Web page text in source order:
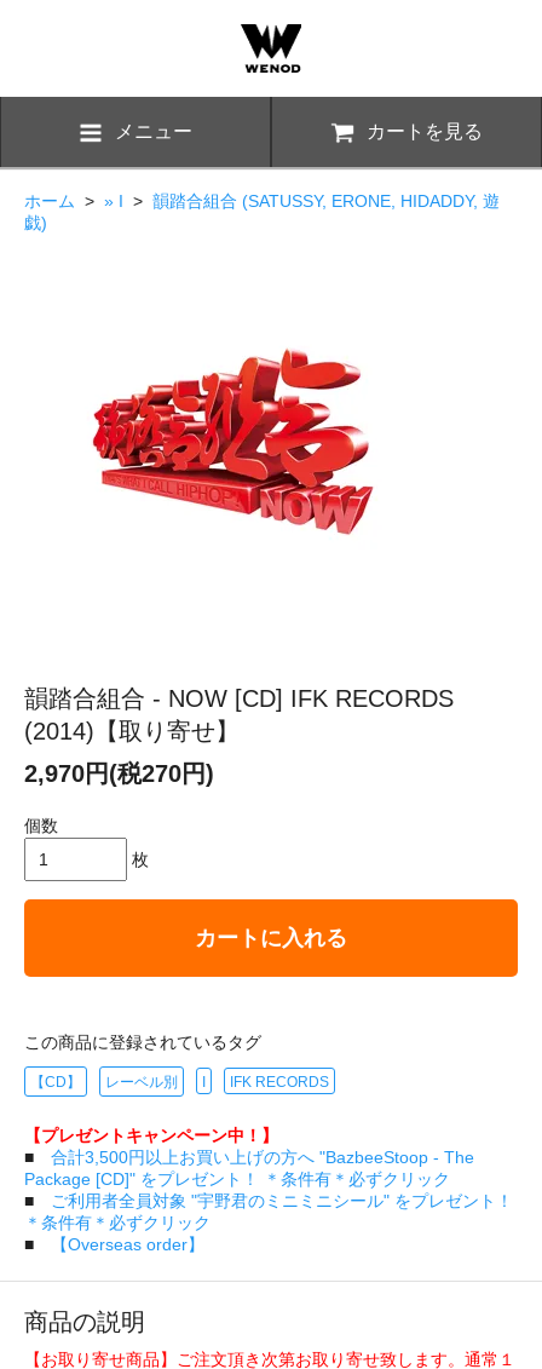
メニュー カートを見る
ホーム > » I > 韻踏合組合 (SATUSSY, ERONE, HIDADDY, 遊
戯)
韻踏合組合 - NOW [CD] IFK RECORDS
(2014)【取り寄せ】
2,970円(税270円)
個数
枚
カートに入れる
この商品に登録されているタグ
【CD】 レーベル別 I IFK RECORDS
【プレゼントキャンペーン中！】
■ 合計3,500円以上お買い上げの方へ "BazbeeStoop - The
Package [CD]" をプレゼント！ ＊条件有＊必ずクリック
■
ご利用者全員対象 "宇野君のミニミニシール" をプレゼント！
＊条件有＊必ずクリック
■
【Overseas order】
商品の説明
【お取り寄せ商品】ご注文頂き次第お取り寄せ致します。通常１